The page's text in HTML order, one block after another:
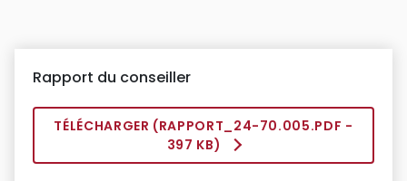
Rapport du conseiller
TÉLÉCHARGER (RAPPORT_24-70.005.PDF -
397 KB)